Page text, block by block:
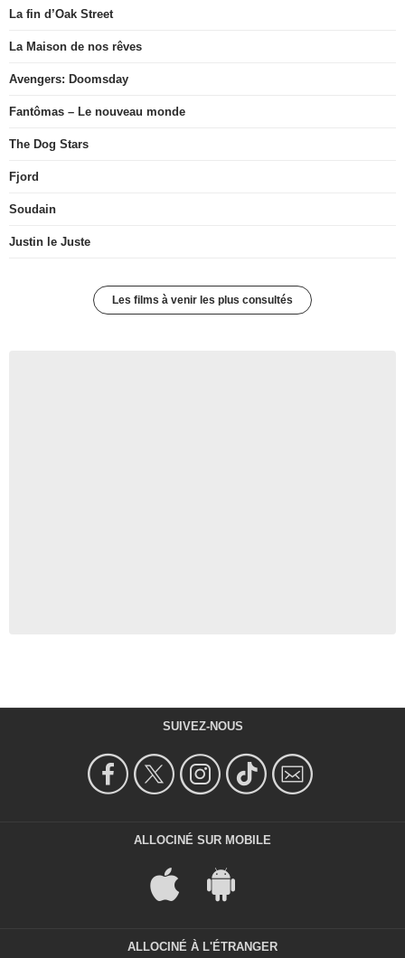
La fin d’Oak Street
La Maison de nos rêves
Avengers: Doomsday
Fantômas – Le nouveau monde
The Dog Stars
Fjord
Soudain
Justin le Juste
Les films à venir les plus consultés
SUIVEZ-NOUS
ALLOCINÉ SUR MOBILE
ALLOCINÉ À L'ÉTRANGER